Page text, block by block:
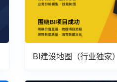
BI建设地图（行业独家）